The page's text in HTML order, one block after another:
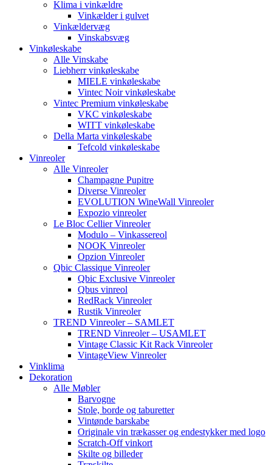
Klima i vinkældre
Vinkælder i gulvet
Vinkældervæg
Vinskabsvæg
Vinkøleskabe
Alle Vinskabe
Liebherr vinkøleskabe
MIELE vinkøleskabe
Vintec Noir vinkøleskabe
Vintec Premium vinkøleskabe
VKC vinkøleskabe
WITT vinkøleskabe
Della Marta vinkøleskabe
Tefcold vinkøleskabe
Vinreoler
Alle Vinreoler
Champagne Pupitre
Diverse Vinreoler
EVOLUTION WineWall Vinreoler
Expozio vinreoler
Le Bloc Cellier Vinreoler
Modulo – Vinkassereol
NOOK Vinreoler
Opzion Vinreoler
Qbic Classique Vinreoler
Qbic Exclusive Vinreoler
Qbus vinreol
RedRack Vinreoler
Rustik Vinreoler
TREND Vinreoler – SAMLET
TREND Vinreoler – USAMLET
Vintage Classic Kit Rack Vinreoler
VintageView Vinreoler
Vinklima
Dekoration
Alle Møbler
Barvogne
Stole, borde og taburetter
Vintønde barskabe
Originale vin trækasser og endestykker med logo
Scratch-Off vinkort
Skilte og billeder